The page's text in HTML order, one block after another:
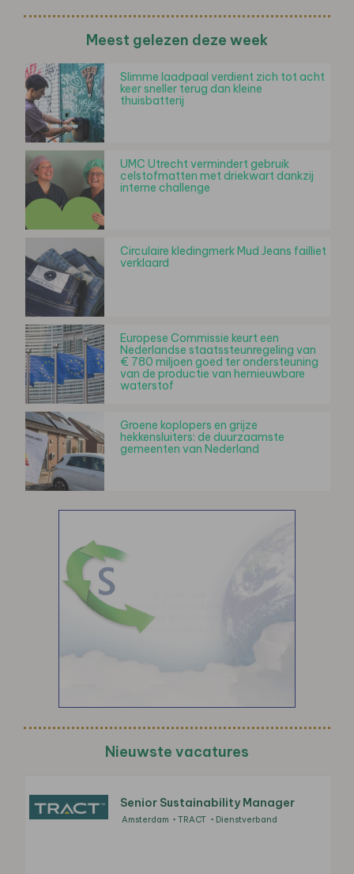
Meest gelezen deze week
Slimme laadpaal verdient zich tot acht
keer sneller terug dan kleine
thuisbatterij
UMC Utrecht vermindert gebruik
celstofmatten met driekwart dankzij
interne challenge
Circulaire kledingmerk Mud Jeans failliet
verklaard
Europese Commissie keurt een
Nederlandse staatssteunregeling van
€ 780 miljoen goed ter ondersteuning
van de productie van hernieuwbare
waterstof
Groene koplopers en grijze
hekkensluiters: de duurzaamste
gemeenten van Nederland
Nieuwste vacatures
Senior Sustainability Manager
Amsterdam TRACT Dienstverband